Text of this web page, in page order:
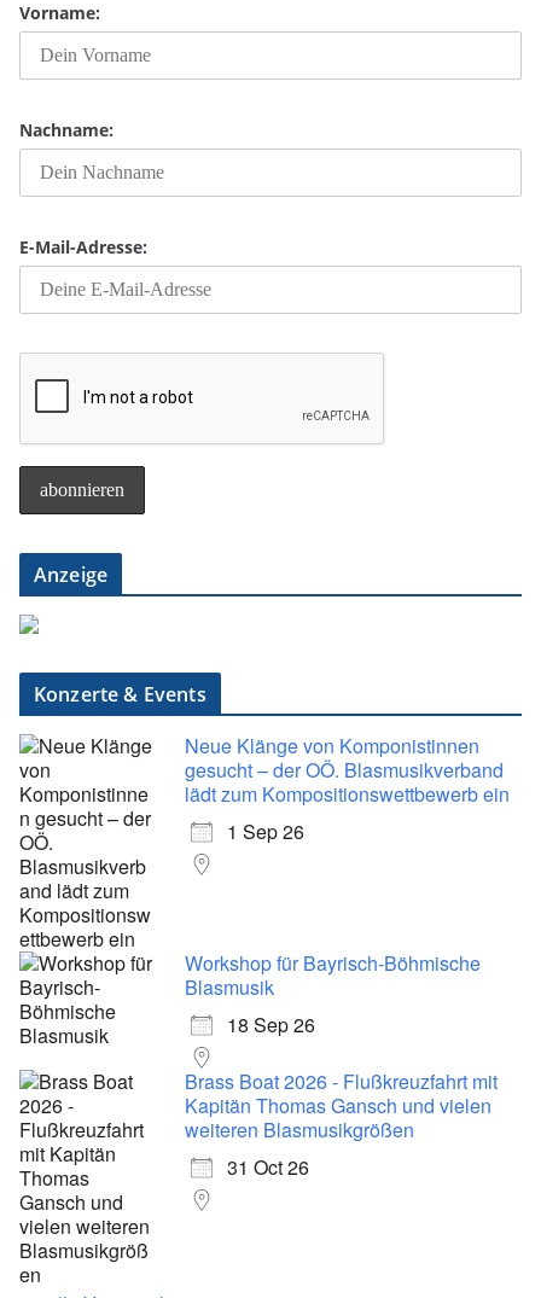
Vorname:
Nachname:
E-Mail-Adresse:
Anzeige
Konzerte & Events
Neue Klänge von Komponistinnen
gesucht – der OÖ. Blasmusikverband
lädt zum Kompositionswettbewerb ein
1 Sep 26
Workshop für Bayrisch-Böhmische
Blasmusik
18 Sep 26
Brass Boat 2026 - Flußkreuzfahrt mit
Kapitän Thomas Gansch und vielen
weiteren Blasmusikgrößen
31 Oct 26